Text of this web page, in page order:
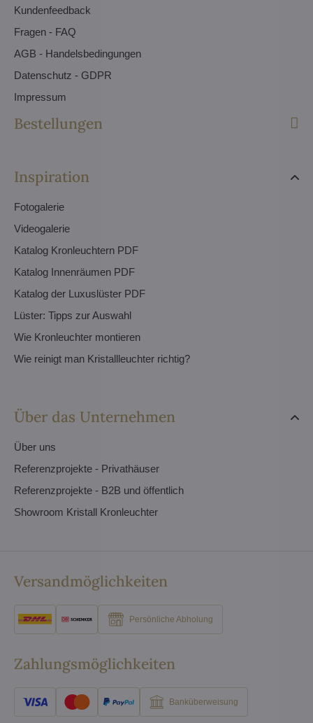
Kundenfeedback
Fragen - FAQ
AGB - Handelsbedingungen
Datenschutz - GDPR
Impressum
Bestellungen
Inspiration
Fotogalerie
Videogalerie
Katalog Kronleuchtern PDF
Katalog Innenräumen PDF
Katalog der Luxuslüster PDF
Lüster: Tipps zur Auswahl
Wie Kronleuchter montieren
Wie reinigt man Kristallleuchter richtig?
Über das Unternehmen
Über uns
Referenzprojekte - Privathäuser
Referenzprojekte - B2B und öffentlich
Showroom Kristall Kronleuchter
Versandmöglichkeiten
Persönliche Abholung
Zahlungsmöglichkeiten
Banküberweisung